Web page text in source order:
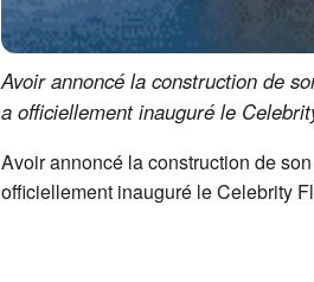
Avoir annoncé la construction de
a officiellement inauguré le
Avoir annoncé la construction de
officiellement inauguré le Celebrity